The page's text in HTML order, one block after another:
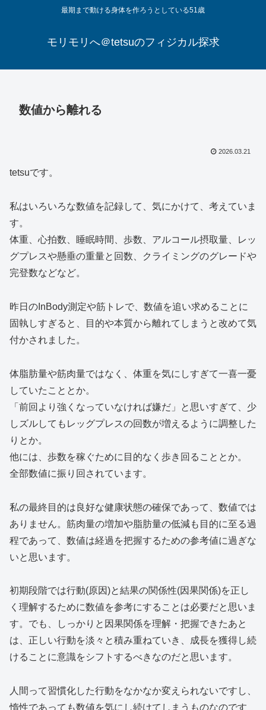
最期まで動ける身体を作ろうとしている51歳
モリモリへ＠tetsuのフィジカル探求
数値から離れる
2026.03.21
tetsuです。
私はいろいろな数値を記録して、気にかけて、考えていま
す。
体重、心拍数、睡眠時間、歩数、アルコール摂取量、レッ
グプレスや懸垂の重量と回数、クライミングのグレードや
完登数などなど。
昨日のInBody測定や筋トレで、数値を追い求めることに
固執しすぎると、目的や本質から離れてしまうと改めて気
付かされました。
体脂肪量や筋肉量ではなく、体重を気にしすぎて一喜一憂
していたこととか。
「前回より強くなっていなければ嫌だ」と思いすぎて、少
しズルしてもレッグプレスの回数が増えるように調整した
りとか。
他には、歩数を稼ぐために目的なく歩き回ることとか。
全部数値に振り回されています。
私の最終目的は良好な健康状態の確保であって、数値では
ありません。筋肉量の増加や脂肪量の低減も目的に至る過
程であって、数値は経過を把握するための参考値に過ぎな
いと思います。
初期段階では行動(原因)と結果の関係性(因果関係)を正し
く理解するために数値を参考にすることは必要だと思いま
す。でも、しっかりと因果関係を理解・把握できたあと
は、正しい行動を淡々と積み重ねていき、成長を獲得し続
けることに意識をシフトするべきなのだと思います。
人間って習慣化した行動をなかなか変えられないですし、
惰性であっても数値を気にし続けてしまうものなのです